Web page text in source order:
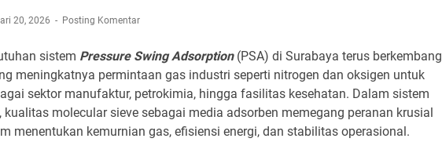
20, 2026 Posting Komentar
sistem Pressure Swing Adsorption(PSA) di Surabaya terus berkembang
meningkatnya permintaan gas industri seperti nitrogen dan oksigen untuk
sektor manufaktur, petrokimia, hingga fasilitas kesehatan. Dalam sistem
kualitas molecular sieve sebagai media adsorben memegang peranan krusial
menentukan kemurnian gas, efisiensi energi, dan stabilitas operasional.